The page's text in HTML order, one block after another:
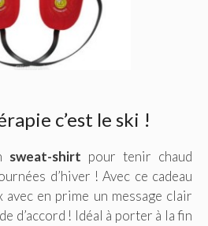
c’est le ski !
sweat-shirt pour tenir chaud
d’hiver ! Avec ce cadeau
en prime un message clair
d’accord ! Idéal à porter à la fin